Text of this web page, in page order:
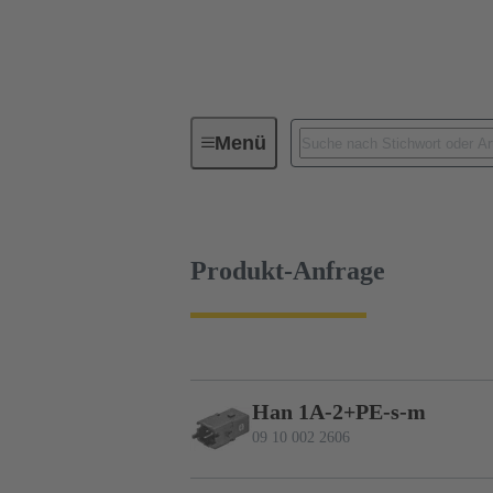
MenüBaureihen
Produkt-Anfrage
Han 1A-2+PE-s-m
09 10 002 2606